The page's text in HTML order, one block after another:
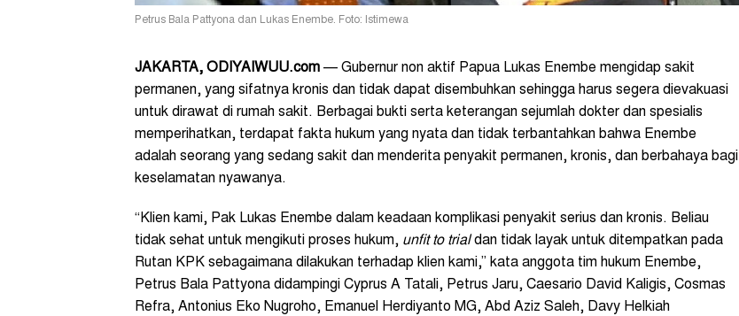
Petrus Bala Pattyona dan Lukas Enembe. Foto: Istimewa
JAKARTA, ODIYAIWUU.com — Gubernur non aktif Papua Lukas Enembe mengidap sakit
permanen, yang sifatnya kronis dan tidak dapat disembuhkan sehingga harus segera dievakuasi
untuk dirawat di rumah sakit. Berbagai bukti serta keterangan sejumlah dokter dan spesialis
memperihatkan, terdapat fakta hukum yang nyata dan tidak terbantahkan bahwa Enembe
adalah seorang yang sedang sakit dan menderita penyakit permanen, kronis, dan berbahaya bagi
keselamatan nyawanya.
“Klien kami, Pak Lukas Enembe dalam keadaan komplikasi penyakit serius dan kronis. Beliau
tidak sehat untuk mengikuti proses hukum, unfit to trialdan tidak layak untuk ditempatkan pada
Rutan KPK sebagaimana dilakukan terhadap klien kami,” kata anggota tim hukum Enembe,
Petrus Bala Pattyona didampingi Cyprus A Tatali, Petrus Jaru, Caesario David Kaligis, Cosmas
Refra, Antonius Eko Nugroho, Emanuel Herdiyanto MG, Abd Aziz Saleh, Davy Helkiah